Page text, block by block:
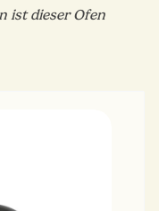
ist dieser Ofen